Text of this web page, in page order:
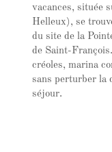
vacances, située
Helleux), se
du site de la
de Saint-
créoles, marina
sans perturber la
séjour.